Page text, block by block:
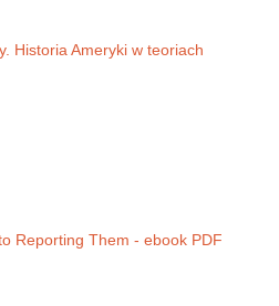
Historia Ameryki w teoriach
Reporting Them - ebook PDF